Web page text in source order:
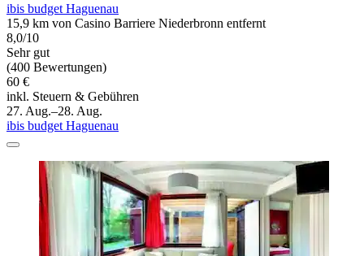
ibis budget Haguenau
15,9 km von Casino Barriere Niederbronn entfernt
8,0/10
Sehr gut
(400 Bewertungen)
60 €
inkl. Steuern & Gebühren
27. Aug.–28. Aug.
ibis budget Haguenau